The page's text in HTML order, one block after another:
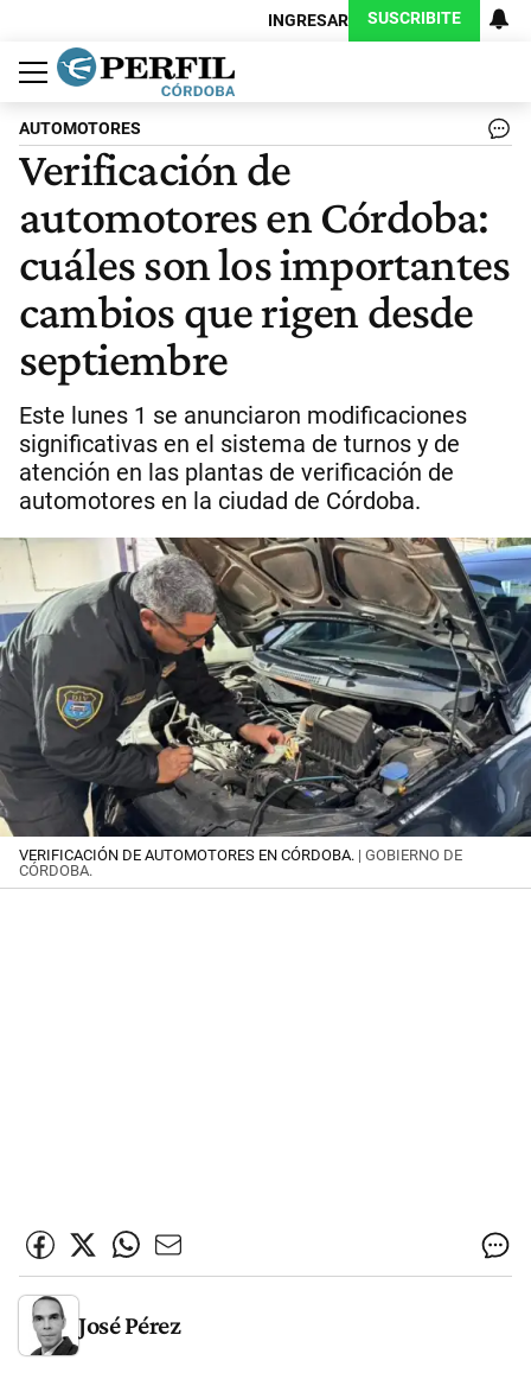
INGRESAR SUSCRIBITE
Política
Economía
Judiciales
Sociedad
Cultura
Espectáculos
Deportes
Protagonistas
AUTOMOTORES
Verificación de
automotores en Córdoba:
cuáles son los importantes
cambios que rigen desde
septiembre
Este lunes 1 se anunciaron modificaciones
significativas en el sistema de turnos y de
atención en las plantas de verificación de
automotores en la ciudad de Córdoba.
VERIFICACIÓN DE AUTOMOTORES EN CÓRDOBA. | GOBIERNO DE
CÓRDOBA.
José Pérez